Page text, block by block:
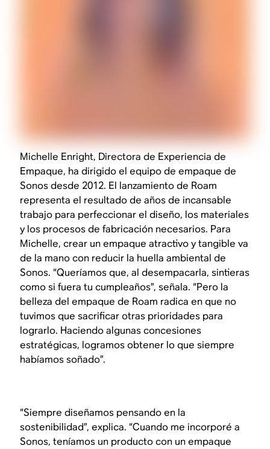
Michelle Enright, Directora de Experiencia de
Empaque, ha dirigido el equipo de empaque de
Sonos desde 2012. El lanzamiento de Roam
representa el resultado de años de incansable
trabajo para perfeccionar el diseño, los materiales
y los procesos de fabricación necesarios. Para
Michelle, crear un empaque atractivo y tangible va
de la mano con reducir la huella ambiental de
Sonos. “Queríamos que, al desempacarla, sintieras
como si fuera tu cumpleaños”, señala. “Pero la
belleza del empaque de Roam radica en que no
tuvimos que sacrificar otras prioridades para
lograrlo. Haciendo algunas concesiones
estratégicas, logramos obtener lo que siempre
habíamos soñado”.
“Siempre diseñamos pensando en la
sostenibilidad”, explica. “Cuando me incorporé a
Sonos, teníamos un producto con un empaque